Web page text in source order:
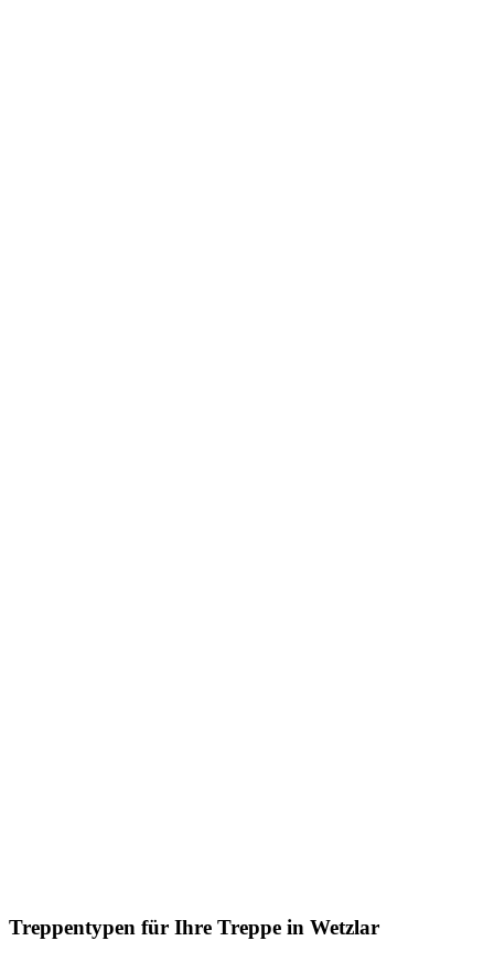
Treppentypen für Ihre Treppe in Wetzlar